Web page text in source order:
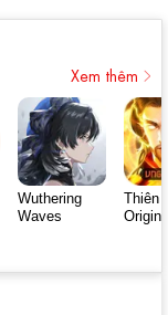
Xem thêm
Wuthering
Waves
Thiên
Origin